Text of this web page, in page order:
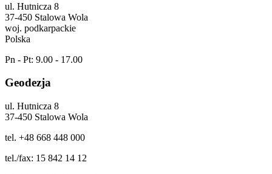
ul. Hutnicza 8
37-450 Stalowa Wola
woj. podkarpackie
Polska
Pn - Pt: 9.00 - 17.00
Geodezja
ul. Hutnicza 8
37-450 Stalowa Wola
tel. +48 668 448 000
tel./fax: 15 842 14 12